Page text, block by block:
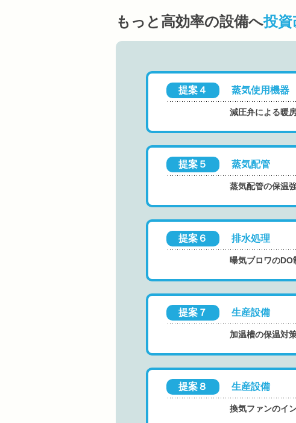
もっと高効率の設備へ投資
提案４ 蒸気使用機器
減圧弁による暖
提案５ 蒸気配管
蒸気配管の保温
提案６ 排水処理
曝気ブロワのDO
提案７ 生産設備
加温槽の保温対
提案８ 生産設備
換気ファンのイ